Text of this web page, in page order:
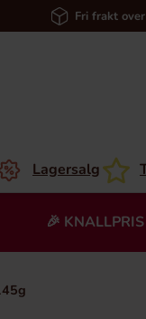
Fri frakt
Lagersalg
🎉